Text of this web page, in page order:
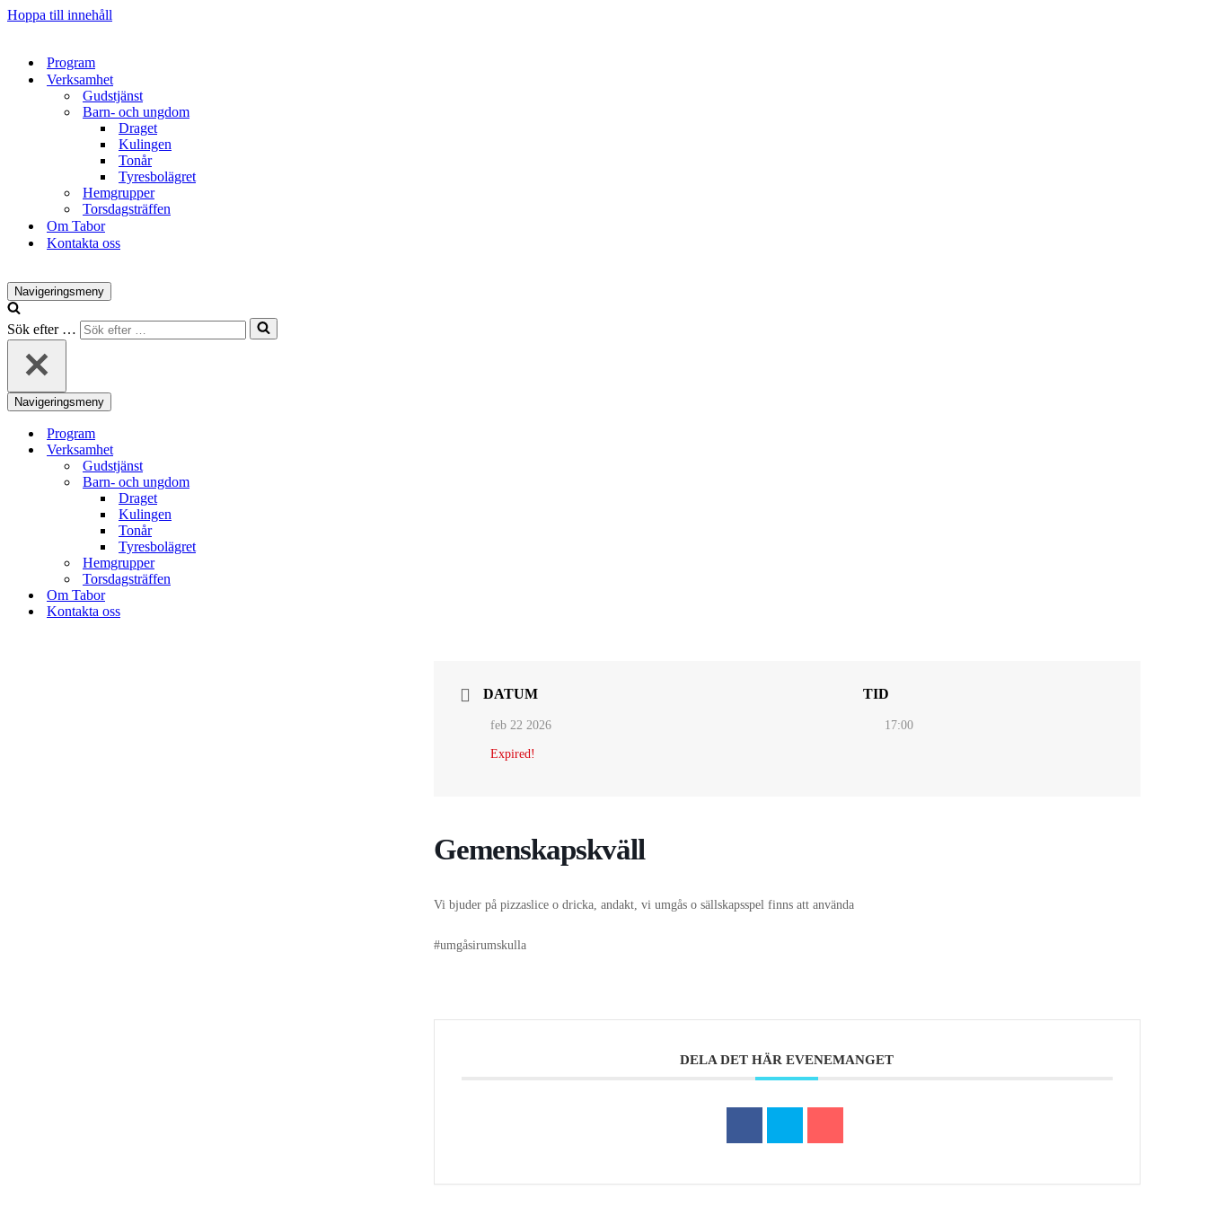
Hoppa till innehåll
Program
Verksamhet
Gudstjänst
Barn- och ungdom
Draget
Kulingen
Tonår
Tyresbolägret
Hemgrupper
Torsdagsträffen
Om Tabor
Kontakta oss
Navigeringsmeny
Sök efter …
Navigeringsmeny
Program
Verksamhet
Gudstjänst
Barn- och ungdom
Draget
Kulingen
Tonår
Tyresbolägret
Hemgrupper
Torsdagsträffen
Om Tabor
Kontakta oss
DATUM
feb 22 2026
Expired!
TID
17:00
Gemenskapskväll
Vi bjuder på pizzaslice o dricka, andakt, vi umgås o sällskapsspel finns att använda
#umgåsirumskulla
DELA DET HÄR EVENEMANGET